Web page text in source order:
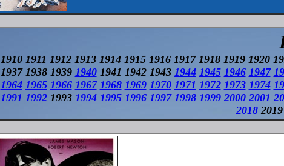
1910 1911 1912 1913 1914 1915 1916 1917 1918 1919 1920
1937 1938 1939 19401941 1942 1943 1944 1945 1946 1947
1964 1965 1966 1967 1968 1969 1970 1971 1972 1973 1974
1991 1992 1993 1994 1995 1996 1997 1998 1999 2000 2001
2018 2019